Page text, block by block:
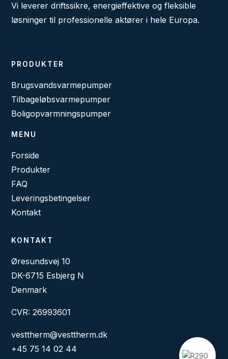
Vi leverer driftssikre, energieffektive og fleksible
løsninger til professionelle aktører i hele Europa.
PRODUKTER
Brugsvandsvarmepumper
Tilbageløbsvarmepumper
Boligopvarmningspumper
MENU
Forside
Produkter
FAQ
Leveringsbetingelser
Kontakt
KONTAKT
Øresundsvej 10
DK-6715 Esbjerg N
Denmark
CVR: 26993601
vesttherm@vesttherm.dk
+45 75 14 02 44